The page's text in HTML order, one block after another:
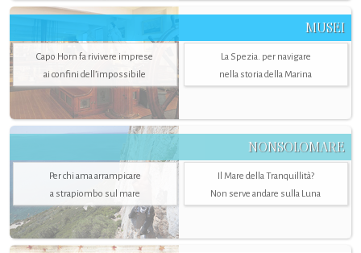
MUSEI
Capo Horn fa rivivere imprese
ai confini dell’impossibile
La Spezia. per navigare
nella storia della Marina
NONSOLOMARE
Per chi ama arrampicare
a strapiombo sul mare
Il Mare della Tranquillità?
Non serve andare sulla Luna